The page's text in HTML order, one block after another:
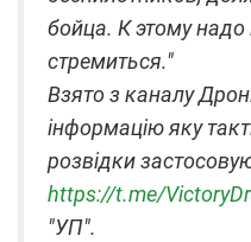
бойца. К этому
стремиться."
Взято з каналу
інформацію яку
розвідки
https://t.me/
"УП".